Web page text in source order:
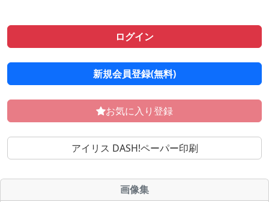
ログイン
新規会員登録(無料)
お気に入り登録
アイリス DASH!ペーパー印刷
画像集